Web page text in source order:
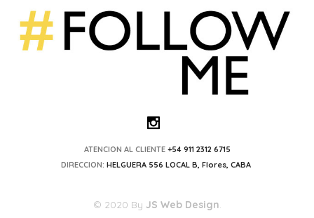
ATENCION AL CLIENTE +54 911 2312 6715
DIRECCION: HELGUERA 556 LOCAL B, Flores, CABA
© 2020 By JS Web Design.